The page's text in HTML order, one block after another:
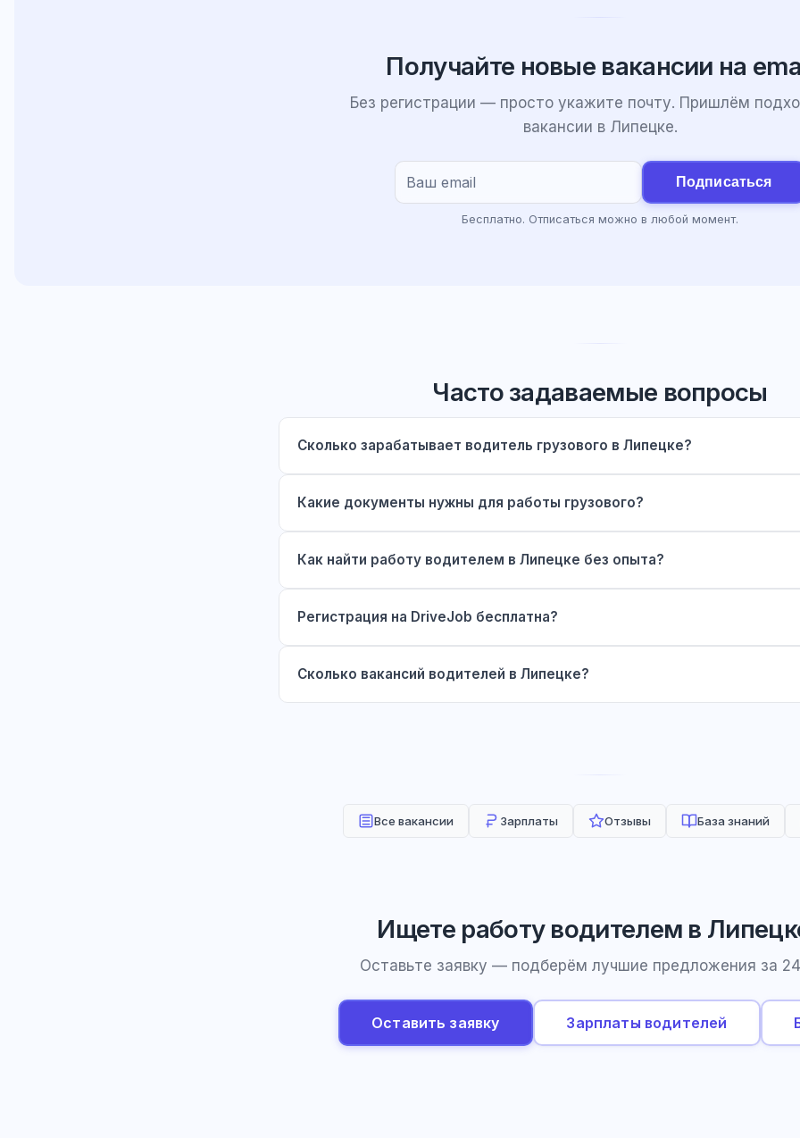
Получайте новые вакансии на
Без регистрации — просто укажите почту. Пришлём
вакансии в Липецке.
Подписаться
Бесплатно. Отписаться можно в любой момент.
Часто задаваемые вопросы
Сколько зарабатывает водитель грузового в Липецке?
Какие документы нужны для работы грузового?
Как найти работу водителем в Липецке без опыта?
Регистрация на DriveJob бесплатна?
Сколько вакансий водителей в Липецке?
Все вакансии Зарплаты Отзывы База знаний
Ищете работу водителем в
Оставьте заявку — подберём лучшие предложения за
Оставить заявку Зарплаты водителей